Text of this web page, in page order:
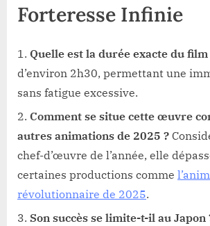
Forteresse Infinie
Quelle est la durée exacte du film
d’environ 2h30, permettant une
sans fatigue excessive.
Comment se situe cette œuvre
autres animations de 2025 ?
chef-d’œuvre de l’année, elle
certaines productions comme
révolutionnaire de 2025.
Son succès se limite-t-il au Japon